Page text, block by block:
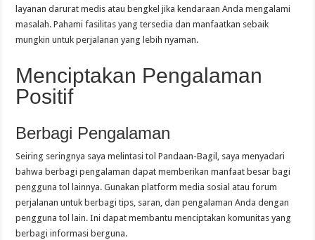
layanan darurat medis atau bengkel jika kendaraan Anda mengalami
masalah. Pahami fasilitas yang tersedia dan manfaatkan sebaik
mungkin untuk perjalanan yang lebih nyaman.
Menciptakan Pengalaman
Positif
Berbagi Pengalaman
Seiring seringnya saya melintasi tol Pandaan-Bagil, saya menyadari
bahwa berbagi pengalaman dapat memberikan manfaat besar bagi
pengguna tol lainnya. Gunakan platform media sosial atau forum
perjalanan untuk berbagi tips, saran, dan pengalaman Anda dengan
pengguna tol lain. Ini dapat membantu menciptakan komunitas yang
berbagi informasi berguna.